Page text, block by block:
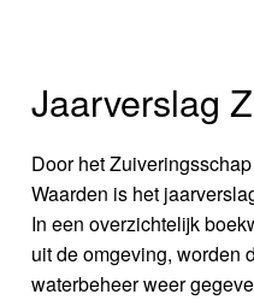
Jaarverslag
Door het
Waarden is het
In een overzichtelijk
uit de omgeving, worden
waterbeheer weer